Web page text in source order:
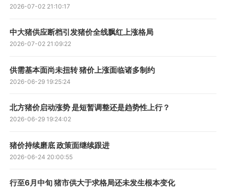
2026-07-02 21:10:17
中大猪供应断档引发猪价全线飘红上涨格局
2026-07-02 21:09:22
供需基本面尚未扭转 猪价上涨面临诸多制约
2026-06-29 19:25:24
北方猪价启动涨势 是短暂调整还是趋势性上行？
2026-06-29 19:24:02
猪价持续磨底 政策面继续跟进
2026-06-24 20:00:55
行至6月中旬 猪市供大于求格局还未发生根本变化